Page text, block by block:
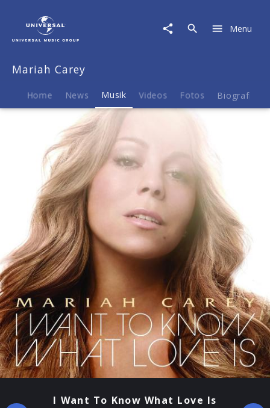
Musik
Know
Menu
Mariah Carey
Home News Musik Videos Fotos Biografie
I Want To Know What Love Is